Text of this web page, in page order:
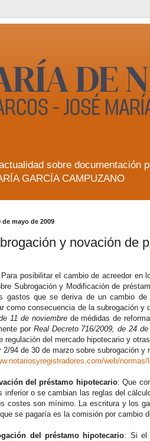
sobre
GARCÍA CAMPUZANO
de mayo de 2009
y novación de
el cambio de acreedor en los
Subrogación y Modificación de
gastos que se deriva de un cambio
como consecuencia de la subrogación
11 de noviembrede médidas de
por Real Decreto 716/2009, de 24 de
regulación del mercado hipotecario y
94 de 30 de marzo sobre subrogación y
web/
del préstamo hipotecario: Que
inferior o se cambian las reglas del
costes son mínimo. La escritura y los
se pagaría es la comisión por cambio
del préstamo hipotecario: Si el